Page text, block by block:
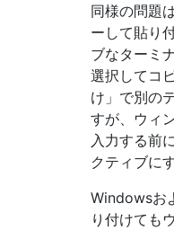
同様の問題
ーして貼り
ブなターミ
選択してコ
け」で別の
すが、ウィ
入力する前
クティブに
Windowsお
り付けても